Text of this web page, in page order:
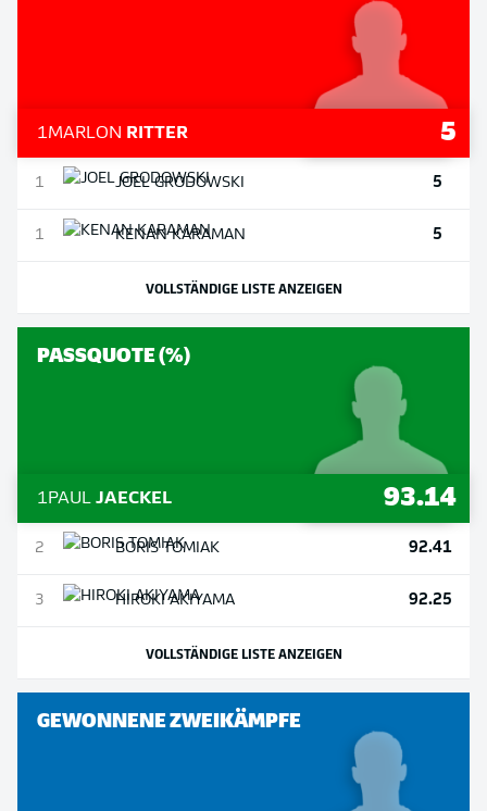
1MARLON RITTER 5
1 JOELGRODOWSKI 5
1 KENANKARAMAN 5
VOLLSTÄNDIGE LISTE ANZEIGEN
PASSQUOTE (%)
1PAUL JAECKEL 93.14
2 BORISTOMIAK 92.41
3 HIROKIAKIYAMA 92.25
VOLLSTÄNDIGE LISTE ANZEIGEN
GEWONNENE ZWEIKÄMPFE